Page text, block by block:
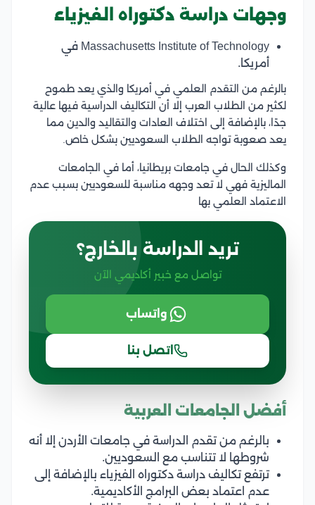
وجهات دراسة دكتوراه الفيزياء
Massachusetts Institute of Technology في
أمريكا.
بالرغم من التقدم العلمي في أمريكا والذي يعد طموح
لكثير من الطلاب العرب إلا أن التكاليف الدراسية فيها عالية
جدًا، بالإضافة إلى اختلاف العادات والتقاليد والدين مما
يعد صعوبة تواجه الطلاب السعوديين بشكل خاص.
وكذلك الحال في جامعات بريطانيا، أما في الجامعات
الماليزية فهي لا تعد وجهه مناسبة للسعوديين بسبب عدم
الاعتماد العلمي بها
تريد الدراسة بالخارج؟
تواصل مع خبير أكاديمي الآن
واتساب
اتصل بنا
أفضل الجامعات العربية
بالرغم من تقدم الدراسة في جامعات الأردن إلا أنه
شروطها لا تتناسب مع السعوديين.
ترتفع تكاليف دراسة دكتوراه الفيزياء بالإضافة إلى
عدم اعتماد بعض البرامج الأكاديمية.